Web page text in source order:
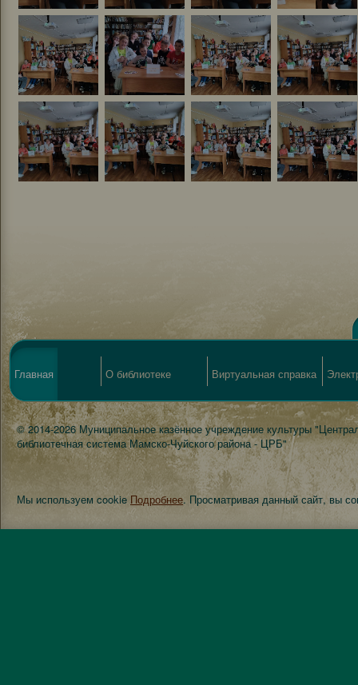
Главная О библиотеке Виртуальная справка
© 2014-2026 Муниципальное казённое учреждение культуры
библиотечная система Мамско-Чуйского района - ЦРБ"
Мы используем cookie Подробнее. Просматривая данный сайт, вы